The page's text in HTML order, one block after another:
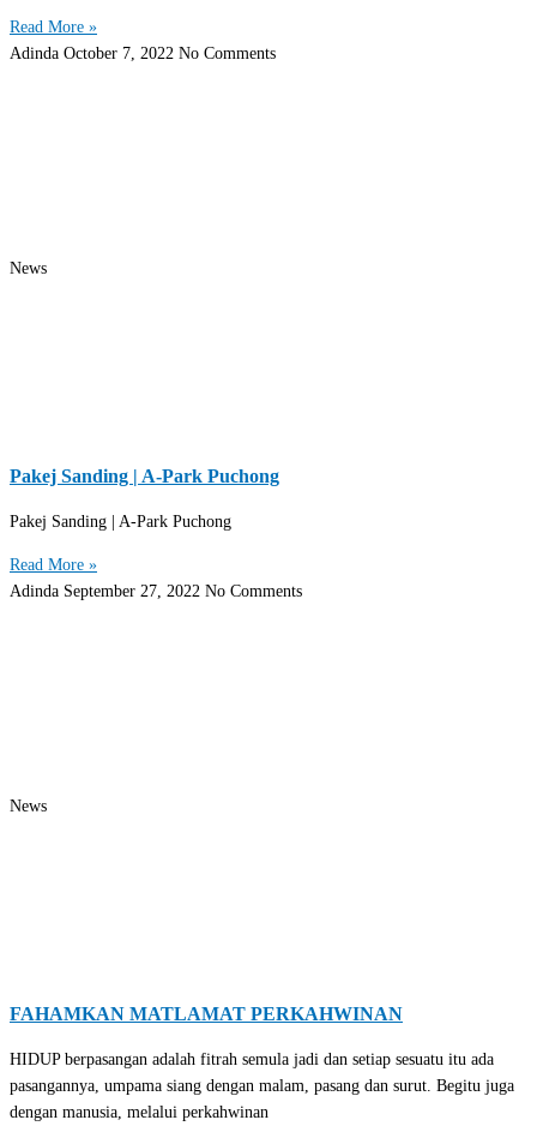
Read More »
Adinda October 7, 2022 No Comments
News
Pakej Sanding | A-Park Puchong
Pakej Sanding | A-Park Puchong
Read More »
Adinda September 27, 2022 No Comments
News
FAHAMKAN MATLAMAT PERKAHWINAN
HIDUP berpasangan adalah fitrah semula jadi dan setiap sesuatu itu ada
pasangannya, umpama siang dengan malam, pasang dan surut. Begitu juga
dengan manusia, melalui perkahwinan